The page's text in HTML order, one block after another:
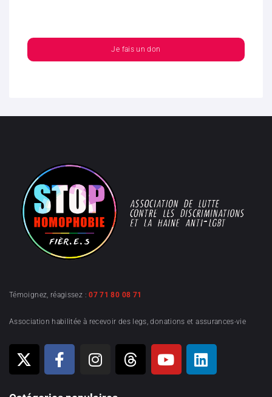
Je fais un don
Témoignez, réagissez :07 71 80 08 71
Association habilitée à recevoir des legs, donations et assurances-vie